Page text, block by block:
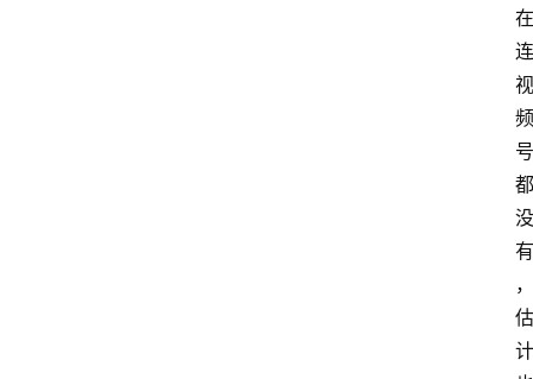
在
连
视
频
号
都
没
有
，
估
计